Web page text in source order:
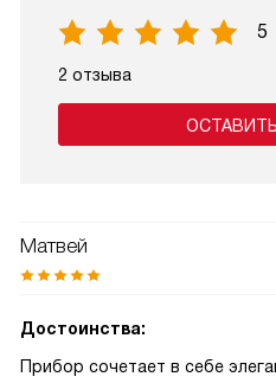
5
2 отзыва
Матвей
Достоинства:
Прибор сочетает в себе